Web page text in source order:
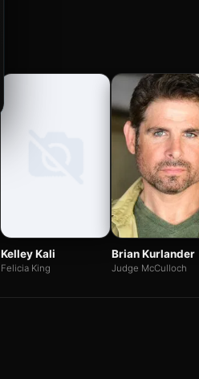
Kelley Kali
Felicia King
Brian Kurlander
Judge McCulloch